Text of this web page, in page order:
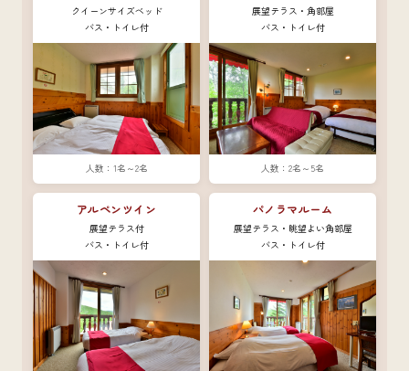
クイーンサイズベッド
バス・トイレ付
1名～2名
展望テラス・角部屋
バス・トイレ付
2名～5名
アルペンツイン
展望テラス付
バス・トイレ付
パノラマルーム
展望テラス・眺望よい角部屋
バス・トイレ付